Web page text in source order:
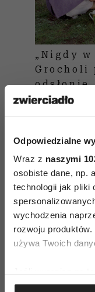
Odpowiedzialne
Wraz z naszymi
osobiste dane, np.
technologii jak pliki
wychodzenia
rozwoju
używa Twoich
Gromadzić
„Nigdy
Grocholi
odsłonie
komedią
pierwsza udana
gatunku. Jej
miliona
więcej od
sequelu „Bridget
w następnych